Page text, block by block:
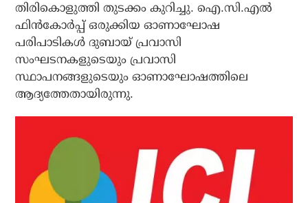
തിരികൊളുത്തി തുടക്കം കുറിച്ചു. ഐ.സി.എല്‍
ഫിന്‍കോര്‍പ്പ് ഒരുക്കിയ ഓണാഘോഷ
പരിപാടികള്‍ ദുബായ് പ്രവാസി
സംഘടനകളുടെയും പ്രവാസി
സ്ഥാപനങ്ങളുടെയും ഓണാഘോഷത്തിലെ
ആദ്യത്തേതായിരുന്നു.